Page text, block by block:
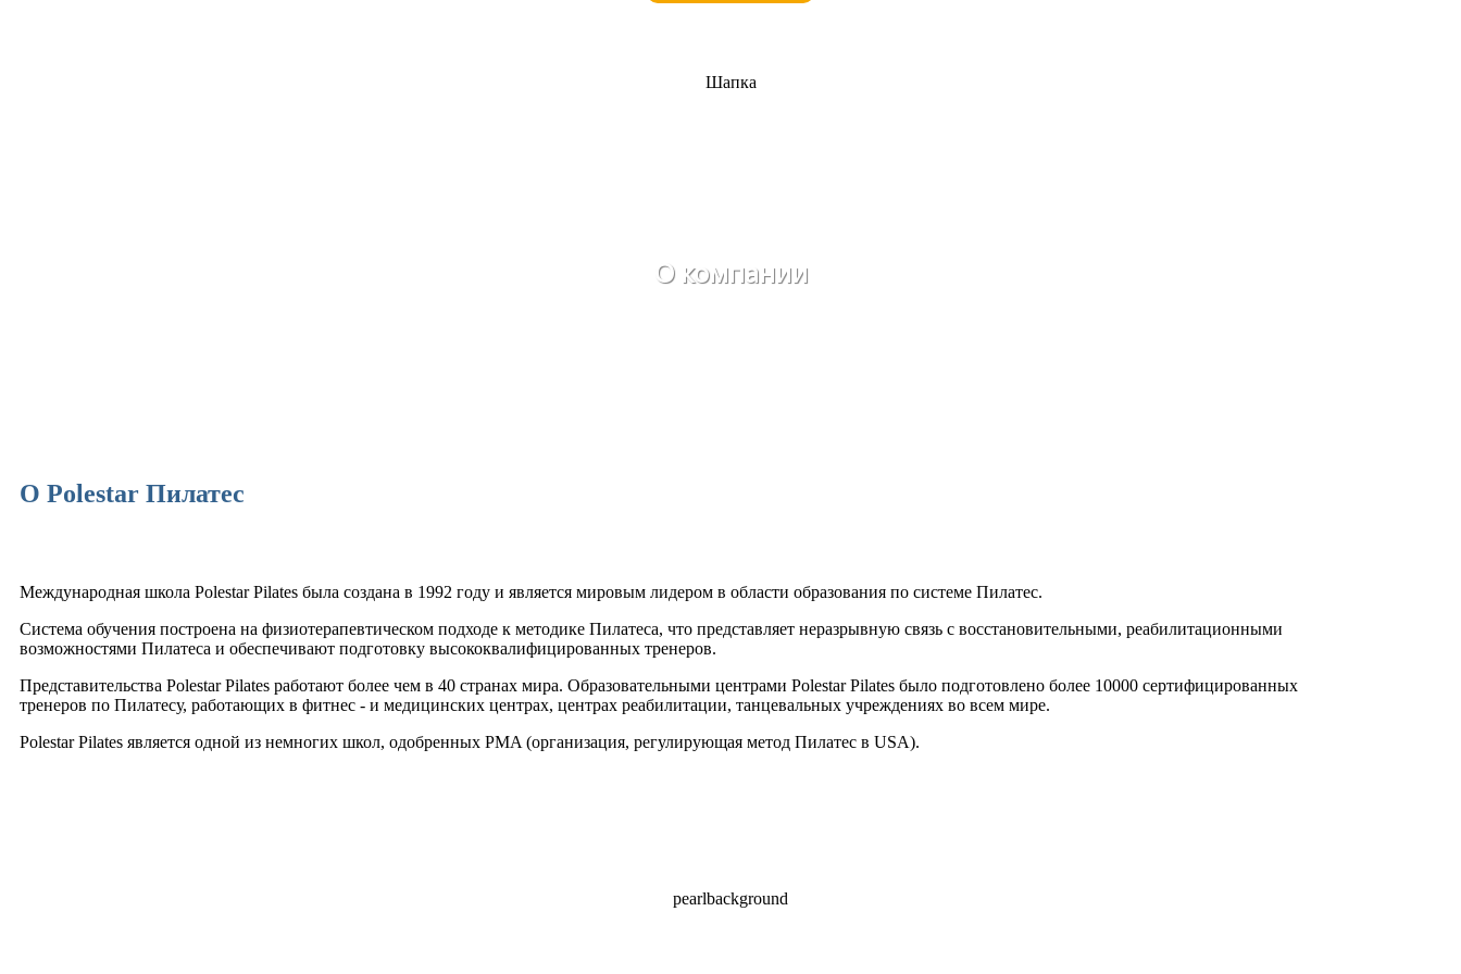
Шапка
О компании
О Polestar Пилатес
Международная школа Polestar Pilates была создана в 1992 году и является мировым лидером в области образования по системе Пилатес.
Система обучения построена на физиотерапевтическом подходе к методике Пилатеса, что представляет неразрывную связь с восстановительными, реабилитационными
возможностями Пилатеса и обеспечивают подготовку высококвалифицированных тренеров.
Представительства Polestar Pilates работают более чем в 40 странах мира. Образовательными центрами Polestar Pilates было подготовлено более 10000 сертифицированных
тренеров по Пилатесу, работающих в фитнес - и медицинских центрах, центрах реабилитации, танцевальных учреждениях во всем мире.
Polestar Pilates является одной из немногих школ, одобренных PMA (организация, регулирующая метод Пилатес в USA).
pearlbackground